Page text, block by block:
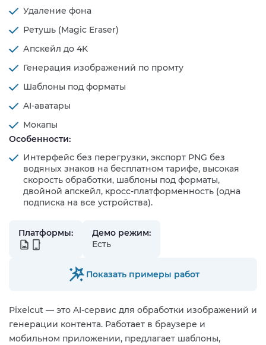
Удаление фона
Ретушь (Magic Eraser)
Апскейл до 4K
Генерация изображений по промту
Шаблоны под форматы
AI-аватары
Мокапы
Особенности:
Интерфейс без перегрузки, экспорт PNG без
водяных знаков на бесплатном тарифе, высокая
скорость обработки, шаблоны под форматы,
двойной апскейл, кросс-платформенность (одна
подписка на все устройства).
Платформы:
Демо режим:
Есть
Показать примеры работ
Pixelcut — это AI-сервис для обработки изображений и
генерации контента. Работает в браузере и
мобильном приложении, предлагает шаблоны,